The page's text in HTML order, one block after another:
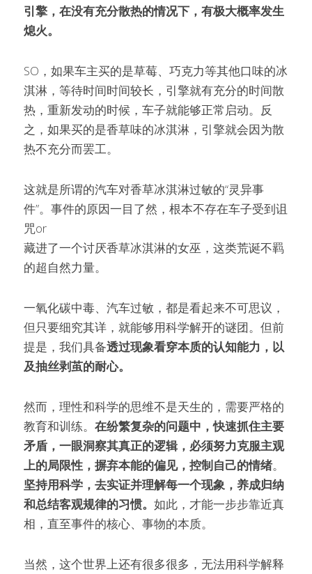
引擎，在没有充分散热的情况下，有极大概率发生
熄火。
SO，如果车主买的是草莓、巧克力等其他口味的冰
淇淋，等待时间时间较长，引擎就有充分的时间散
热，重新发动的时候，车子就能够正常启动。反
之，如果买的是香草味的冰淇淋，引擎就会因为散
热不充分而罢工。
这就是所谓的汽车对香草冰淇淋过敏的“灵异事
件”。事件的原因一目了然，根本不存在车子受到诅
咒or
藏进了一个讨厌香草冰淇淋的女巫，这类荒诞不羁
的超自然力量。
一氧化碳中毒、汽车过敏，都是看起来不可思议，
但只要细究其详，就能够用科学解开的谜团。但前
提是，我们具备透过现象看穿本质的认知能力，以
及抽丝剥茧的耐心。
然而，理性和科学的思维不是天生的，需要严格的
教育和训练。 在纷繁复杂的问题中，快速抓住主要
矛盾，一眼洞察其真正的逻辑，必须努力克服主观
上的局限性，摒弃本能的偏见，控制自己的情绪。
坚持用科学，去实证并理解每一个现象，养成归纳
和总结客观规律的习惯。 如此，才能一步步靠近真
相，直至事件的核心、事物的本质。
当然，这个世界上还有很多很多，无法用科学解释